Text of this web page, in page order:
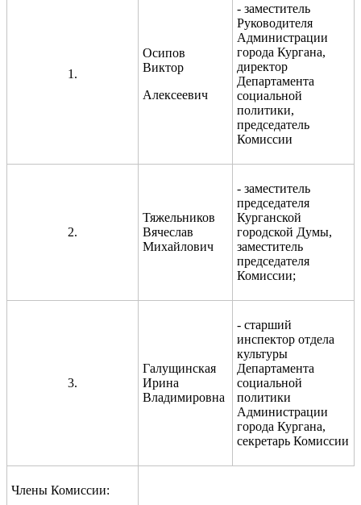
1.
Осипов
Виктор
Алексеевич
- заместитель
Руководителя
Администрации
города Кургана,
директор
Департамента
социальной
политики,
председатель
Комиссии
2.
Тяжельников
Вячеслав
Михайлович
- заместитель
председателя
Курганской
городской Думы,
заместитель
председателя
Комиссии;
3.
Галущинская
Ирина
Владимировна
- старший
инспектор отдела
культуры
Департамента
социальной
политики
Администрации
города Кургана,
секретарь Комиссии
Члены Комиссии: